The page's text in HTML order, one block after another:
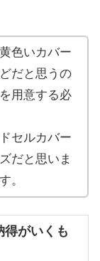
色いカバー
だと思うの
用意する必
セルカバー
だと思いま
。
得がいくも